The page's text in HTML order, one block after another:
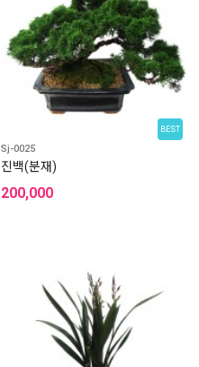
BEST
Sj-0025
진백(분재)
200,000